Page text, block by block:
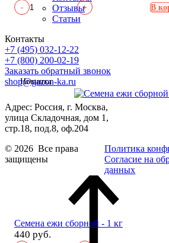
- + В
Новинка
Семена ежи сборной - 1 кг
440 руб.
Отзывы
Статьи
Контакты
+7 (495) 032-12-22
+7 (800) 200-02-19
Заказать обратный звонок
shop@gazon-ka.ru
Адрес: Россия, г. Москва,
улица Складочная, дом 1,
стр.18, под.8, оф.204
© 2026 Все права
защищены
Политика
Согласие на
данных